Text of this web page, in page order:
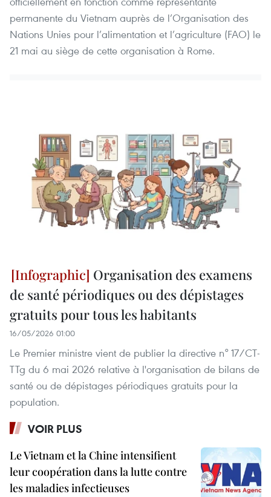
permanente du Vietnam auprès de l’Organisation des
Nations Unies pour l’alimentation et l’agriculture (FAO) le
21 mai au siège de cette organisation à Rome.
Organisation des examens
de santé périodiques ou des dépistages
gratuits pour tous les habitants
16/05/2026 01:00
Le Premier ministre vient de publier la directive n° 17/CT-
TTg du 6 mai 2026 relative à l'organisation de bilans de
santé ou de dépistages périodiques gratuits pour la
population.
VOIR PLUS
Le Vietnam et la Chine intensifient
leur coopération dans la lutte contre
les maladies infectieuses